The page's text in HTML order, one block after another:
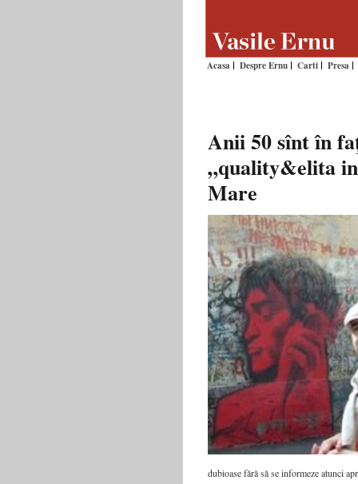
Acasa Despre Ernu Carti Presa
Anii 50 sînt în
„quality&elita
Mare
dubioase fără să se informeze atunci